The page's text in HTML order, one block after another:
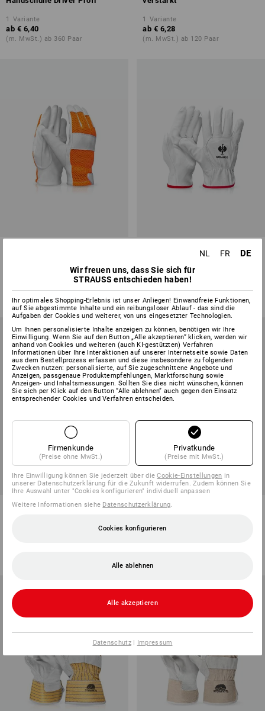
1 Variante
ab € 6,40
(m. MwSt.) ab 360 Paar
1 Variante
ab € 6,28
(m. MwSt.) ab 120 Paar
ab € 4,83
(m. MwSt.) ab 120 Paar
Handschuhe Driver
1 Variante
(m. MwSt.) ab 360 Paar
Vollleder-Winterhandschuhe
Vollleder-Handschuhe Super
NL FR DE
Wir freuen uns, dass Sie sich für
STRAUSS entschieden haben!
Ihr optimales Shopping-Erlebnis ist unser Anliegen! Einwandfreie Funktionen,
auf Sie abgestimmte Inhalte und ein reibungsloser Ablauf - das sind die
Aufgaben der Cookies und weiterer, von uns eingesetzter Technologien.
Um Ihnen personalisierte Inhalte anzeigen zu können, benötigen wir Ihre
Einwilligung. Wenn Sie auf den Button „Alle akzeptieren“ klicken, werden wir
anhand von Cookies und weiteren (auch KI-gestützten) Verfahren
Informationen über Ihre Interaktionen auf unserer Internetseite sowie Daten
aus dem Bestellprozess erfassen und diese insbesondere zu folgenden
Zwecken nutzen: personalisierte, auf Sie zugeschnittene Angebote und
Anzeigen, passgenaue Produktempfehlungen, Marktforschung sowie
Anzeigen- und Inhaltsmessungen. Sollten Sie dies nicht wünschen, können
Sie sich per Klick auf den Button “Alle ablehnen” auch gegen den Einsatz
entsprechender Cookies und Verfahren entscheiden.
Firmenkunde
(Preise ohne MwSt.)
Privatkunde
(Preise mit MwSt.)
Ihre Einwilligung können Sie jederzeit über dieCookie-Einstellungen in
unserer Datenschutzerklärung für die Zukunft widerrufen. Zudem können Sie
Ihre Auswahl unter "Cookies konfigurieren" individuell anpassen
Weitere Informationen siehe Datenschutzerklärung
Cookies konfigurieren
Alle ablehnen
Alle akzeptieren
Datenschutz| Impressum